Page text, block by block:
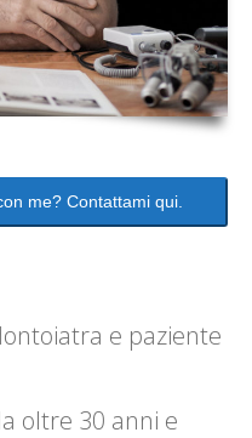
me? Contattami qui.
e paziente
oltre 30 anni e